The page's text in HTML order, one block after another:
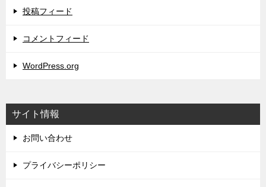
投稿フィード
コメントフィード
WordPress.org
サイト情報
お問い合わせ
プライバシーポリシー